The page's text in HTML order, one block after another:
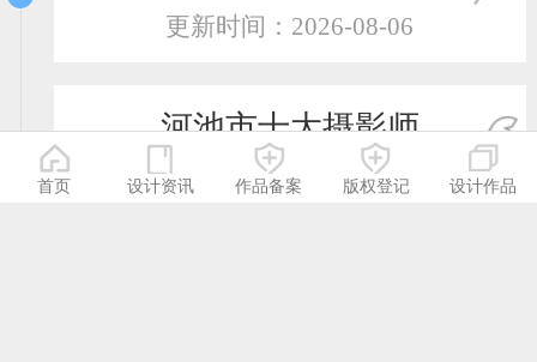
更新时间：2026-08-06
河池市十大摄影师
更新时间：2026-08-06
首页 设计资讯 作品备案 版权登记 设计作品